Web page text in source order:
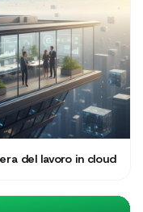
del lavoro in cloud